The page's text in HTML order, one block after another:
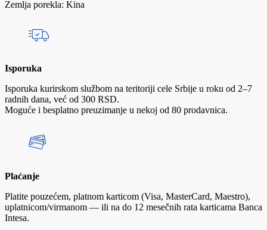
Zemlja porekla: Kina
Isporuka
Isporuka kurirskom službom na teritoriji cele Srbije u roku od 2–7
radnih dana, već od 300 RSD.
Moguće i besplatno preuzimanje u nekoj od 80 prodavnica.
Plaćanje
Platite pouzećem, platnom karticom (Visa, MasterCard, Maestro),
uplatnicom/virmanom — ili na do 12 mesečnih rata karticama Banca
Intesa.